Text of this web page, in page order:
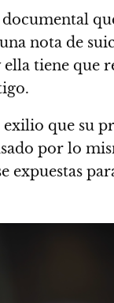
nota de
ella tiene
que su
por lo